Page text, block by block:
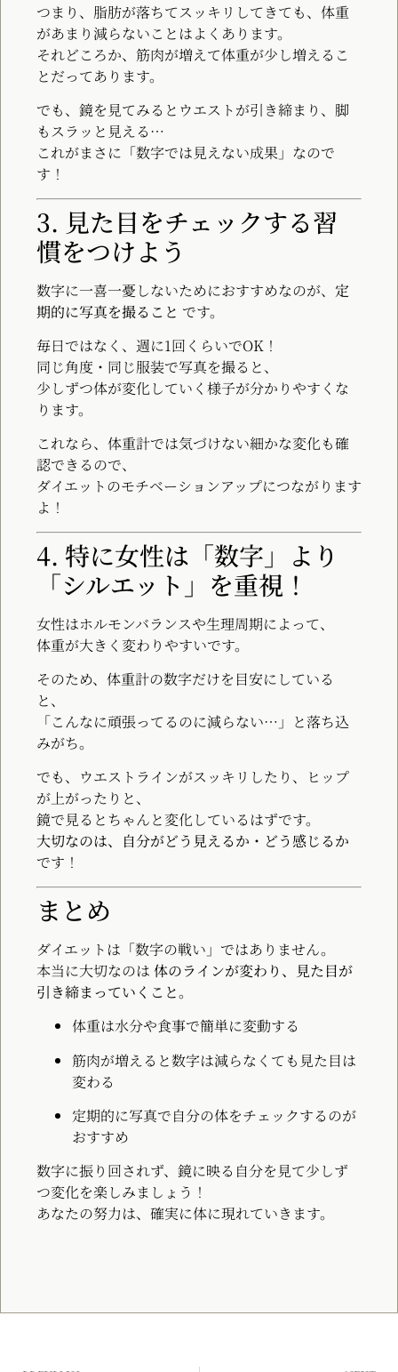
つまり、脂肪が落ちてスッキリしてきても、体重
があまり減らないことはよくあります。
それどころか、筋肉が増えて体重が少し増えるこ
とだってあります。
でも、鏡を見てみるとウエストが引き締まり、脚
もスラッと見える…
これがまさに「数字では見えない成果」なので
す！
3. 見た目をチェックする習
慣をつけよう
数字に一喜一憂しないためにおすすめなのが、 定
期的に写真を撮ること です。
毎日ではなく、週に1回くらいでOK！
同じ角度・同じ服装で写真を撮ると、
少しずつ体が変化していく様子が分かりやすくな
ります。
これなら、体重計では気づけない細かな変化も確
認できるので、
ダイエットのモチベーションアップにつながります
よ！
4. 特に女性は「数字」より
「シルエット」を重視！
女性はホルモンバランスや生理周期によって、
体重が大きく変わりやすいです。
そのため、体重計の数字だけを目安にしている
と、
「こんなに頑張ってるのに減らない…」と落ち込
みがち。
でも、ウエストラインがスッキリしたり、ヒップ
が上がったりと、
鏡で見るとちゃんと変化しているはずです。
大切なのは、自分がどう見えるか・どう感じるか
です！
まとめ
ダイエットは「数字の戦い」ではありません。
本当に大切なのは 体のラインが変わり、見た目が
引き締まっていくこと。
体重は水分や食事で簡単に変動する
筋肉が増えると数字は減らなくても見た目は
変わる
定期的に写真で自分の体をチェックするのが
おすすめ
数字に振り回されず、鏡に映る自分を見て少しず
つ変化を楽しみましょう！
あなたの努力は、確実に体に現れていきます。